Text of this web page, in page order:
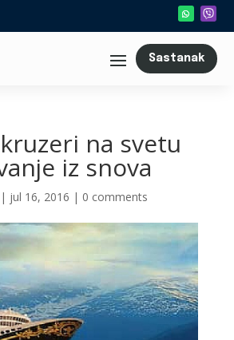
Sastanak
na svetu
iz snova
jul 16, 2016 | 0 comments